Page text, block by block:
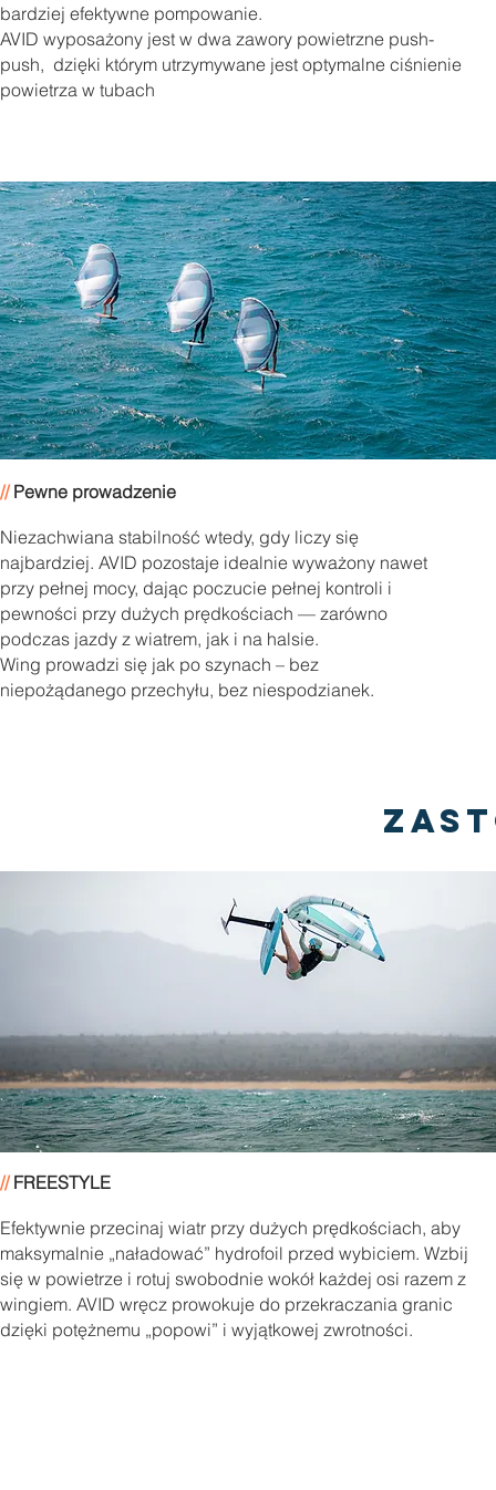
bardziej efektywne pompowanie.
AVID wyposażony jest w dwa zawory powietrzne push-
push, dzięki którym utrzymywane jest optymalne ciśnienie
powietrza w tubach
//Pewne prowadzenie
Niezachwiana stabilność wtedy, gdy liczy się
najbardziej. AVID pozostaje idealnie wyważony nawet
przy pełnej mocy, dając poczucie pełnej kontroli i
pewności przy dużych prędkościach — zarówno
podczas jazdy z wiatrem, jak i na halsie.
Wing prowadzi się jak po szynach – bez
niepożądanego przechyłu, bez niespodzianek.
//FREESTYLE
Efektywnie przecinaj wiatr przy dużych prędkościach, aby
maksymalnie „naładować” hydrofoil przed wybiciem. Wzbij
się w powietrze i rotuj swobodnie wokół każdej osi razem z
wingiem. AVID wręcz prowokuje do przekraczania granic
dzięki potężnemu „popowi” i wyjątkowej zwrotności.